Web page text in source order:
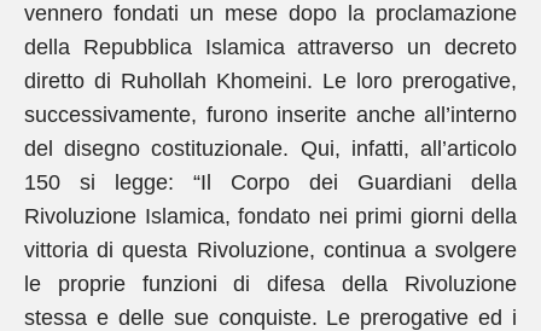
vennero fondati un mese dopo la proclamazione
della Repubblica Islamica attraverso un decreto
diretto di Ruhollah Khomeini. Le loro prerogative,
successivamente, furono inserite anche all’interno
del disegno costituzionale. Qui, infatti, all’articolo
150 si legge: “Il Corpo dei Guardiani della
Rivoluzione Islamica, fondato nei primi giorni della
vittoria di questa Rivoluzione, continua a svolgere
le proprie funzioni di difesa della Rivoluzione
stessa e delle sue conquiste. Le prerogative ed i